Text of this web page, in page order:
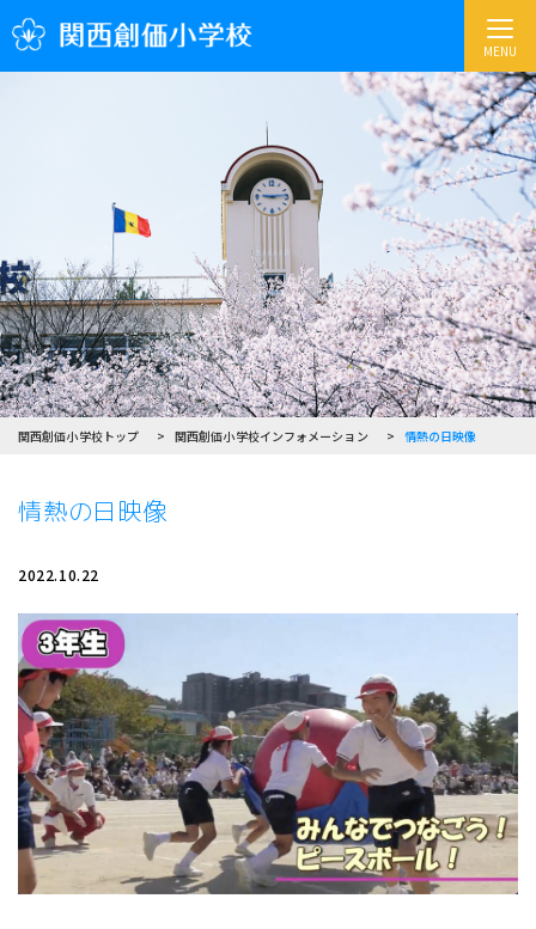
MENU
関西創価小学校トップ 関西創価小学校インフォメーション 情熱の日映像
情熱の日映像
2022.10.22